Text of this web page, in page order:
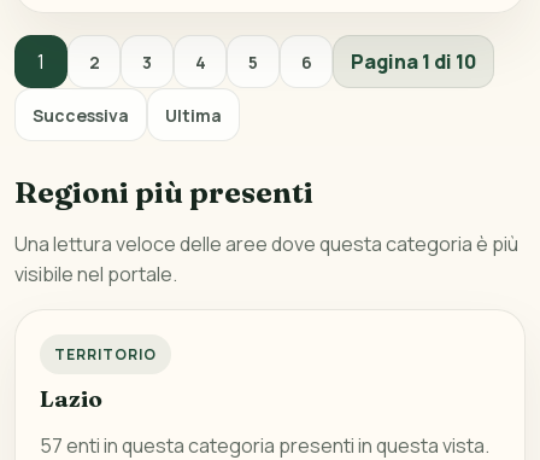
1 2 3 4 5 6 Pagina 1 di 10
Successiva Ultima
Regioni più presenti
Una lettura veloce delle aree dove questa categoria è più
visibile nel portale.
TERRITORIO
Lazio
57 enti in questa categoria presenti in questa vista.